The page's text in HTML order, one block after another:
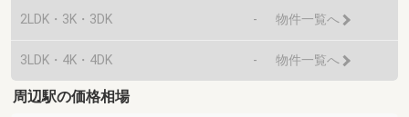
2LDK・3K・3DK - 物件一覧へ
3LDK・4K・4DK - 物件一覧へ
周辺駅の価格相場